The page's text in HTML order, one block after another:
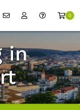
0
in